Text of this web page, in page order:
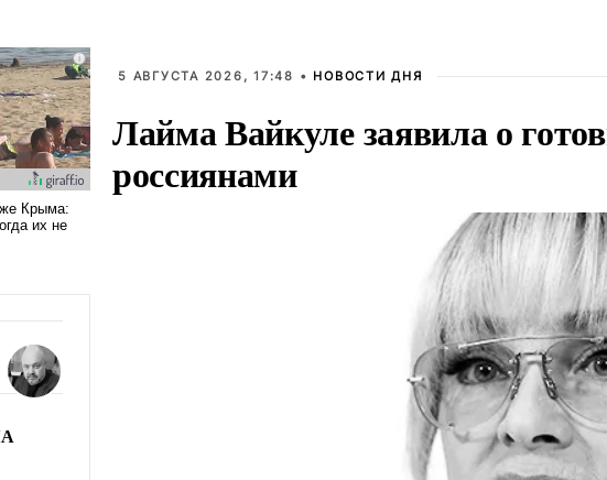
5 АВГУСТА 2026, 17:48 • НОВОСТИ ДНЯ
Лайма Вайкуле заявила о
россиянами